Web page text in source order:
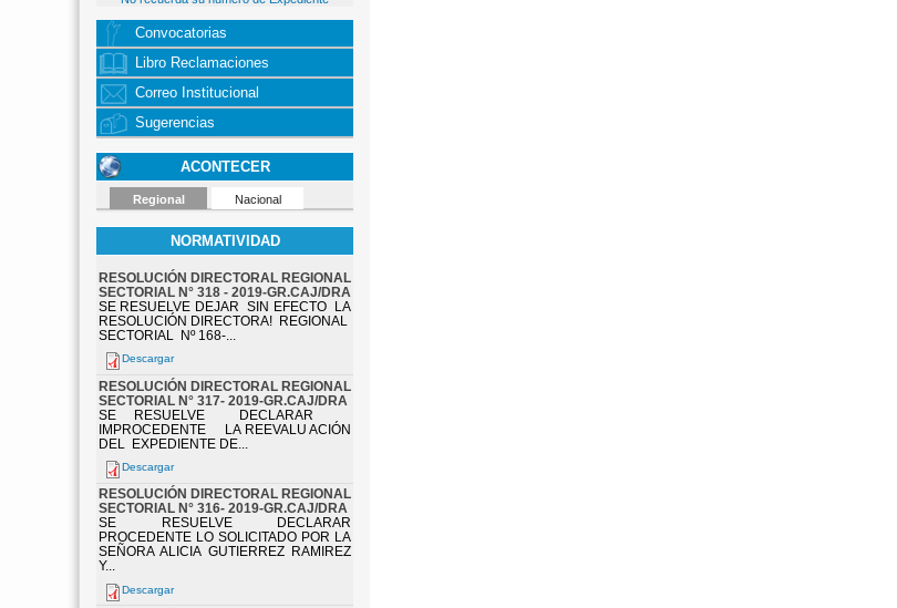
Convocatorias
Libro Reclamaciones
Correo Institucional
Sugerencias
ACONTECER
Regional Nacional
NORMATIVIDAD
RESOLUCIÓN DIRECTORAL REGIONAL
SECTORIAL N° 318 - 2019-GR.CAJ/DRA
SE RESUELVE DEJAR SIN EFECTO LA
RESOLUCIÓN DIRECTORA! REGIONAL
SECTORIAL Nº 168-...
Descargar
RESOLUCIÓN DIRECTORAL REGIONAL
SECTORIAL N° 317- 2019-GR.CAJ/DRA
SE RESUELVE DECLARAR
IMPROCEDENTE LA REEVALU ACIÓN
DEL EXPEDIENTE DE...
Descargar
RESOLUCIÓN DIRECTORAL REGIONAL
SECTORIAL N° 316- 2019-GR.CAJ/DRA
SE RESUELVE DECLARAR
PROCEDENTE LO SOLICITADO POR LA
SEÑORA ALICIA GUTIERREZ RAMIREZ
Y...
Descargar